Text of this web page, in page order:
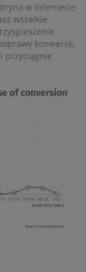
w Internecie
wszelkie
konwersji,
przyciągnie